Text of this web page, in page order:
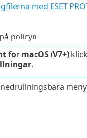
med ESET
policyn.
for macOS (V7+)
.